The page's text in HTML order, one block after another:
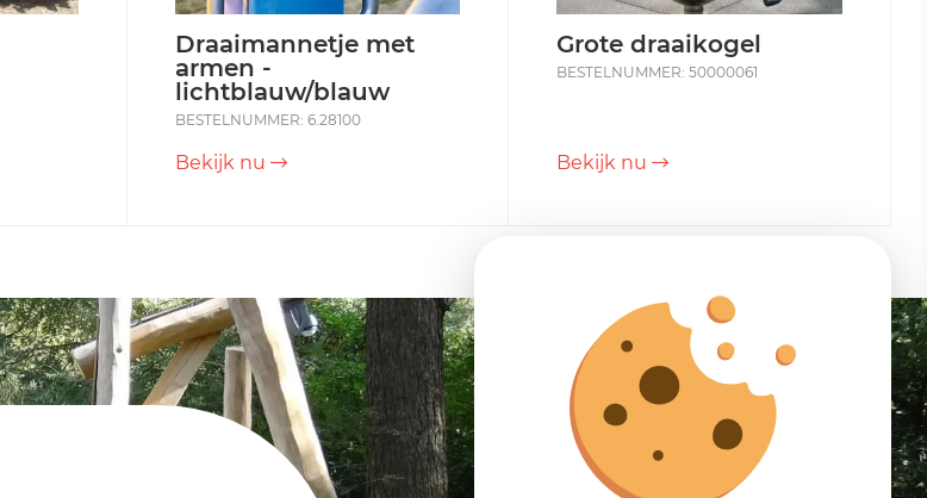
Draaimannetje met
armen -
lichtblauw/blauw
BESTELNUMMER: 6.28100
Bekijk nu
Grote draaikogel
BESTELNUMMER: 50000061
Bekijk nu